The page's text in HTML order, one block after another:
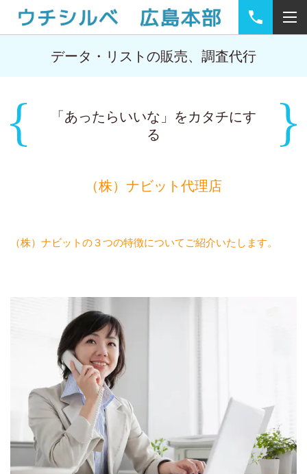
データ・リストの販売、調査代行
「あったらいいな」をカタチにす
る
（株）ナビット代理店
（株）ナビットの３つの特徴についてご紹介いたします。